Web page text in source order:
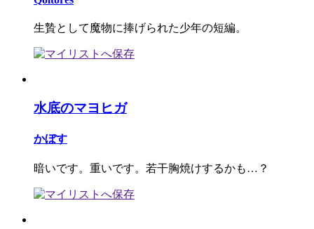
生贄として魔物に捧げられた少年の短編。
水底のマヨヒガ
かぼす
暗いです。重いです。若干胸焼けするかも…？